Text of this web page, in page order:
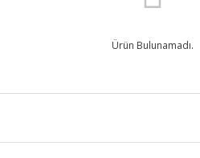
Ürün Bulunamadı.